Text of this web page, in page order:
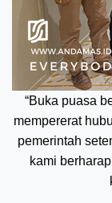
“Buka puasa
mempererat
pemerintah
kami